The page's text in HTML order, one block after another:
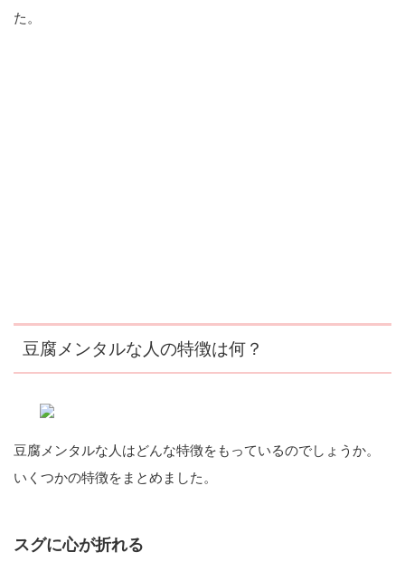
た。
豆腐メンタルな人の特徴は何？
豆腐メンタルな人はどんな特徴をもっているのでしょうか。
いくつかの特徴をまとめました。
スグに心が折れる